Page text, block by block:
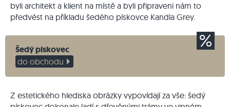
byli architekt a klient na místě a byli připraveni nám to
předvést na příkladu šedého pískovce Kandla Grey.
Šedý pískovec
do obchodu
Z estetického hlediska obrázky vypovídají za vše: šedý